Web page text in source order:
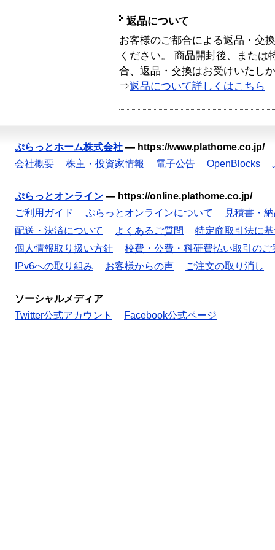
返品について
お客様のご都合による返品・交
ください。 商品開封後、または
合、返品・交換はお受けいたし
⇒返品について詳しくはこちら
ぷらっとホーム株式会社 — https://www.plathome.co.jp/
会社概要
株主・投資家情報 電子公告 OpenBlocks
ぷらっとオンライン — https://online.plathome.co.jp/
ご利用ガイド
ぷらっとオンラインについて
見積書・
配送・決済について
よくあるご質問
特定商取引法に
個人情報取り扱い方針
校費・公費・科研費払い取引のご
IPv6への取り組み
お客様からの声 ご注文の取り消し
ソーシャルメディア
Twitter公式アカウント
Facebook公式ページ